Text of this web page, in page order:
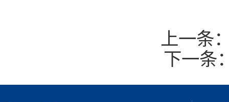
上一条
下一条